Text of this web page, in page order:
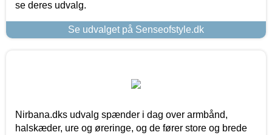
se deres udvalg.
Se udvalget på Senseofstyle.dk
Nirbana.dks udvalg spænder i dag over armbånd,
halskæder, ure og øreringe, og de fører store og brede